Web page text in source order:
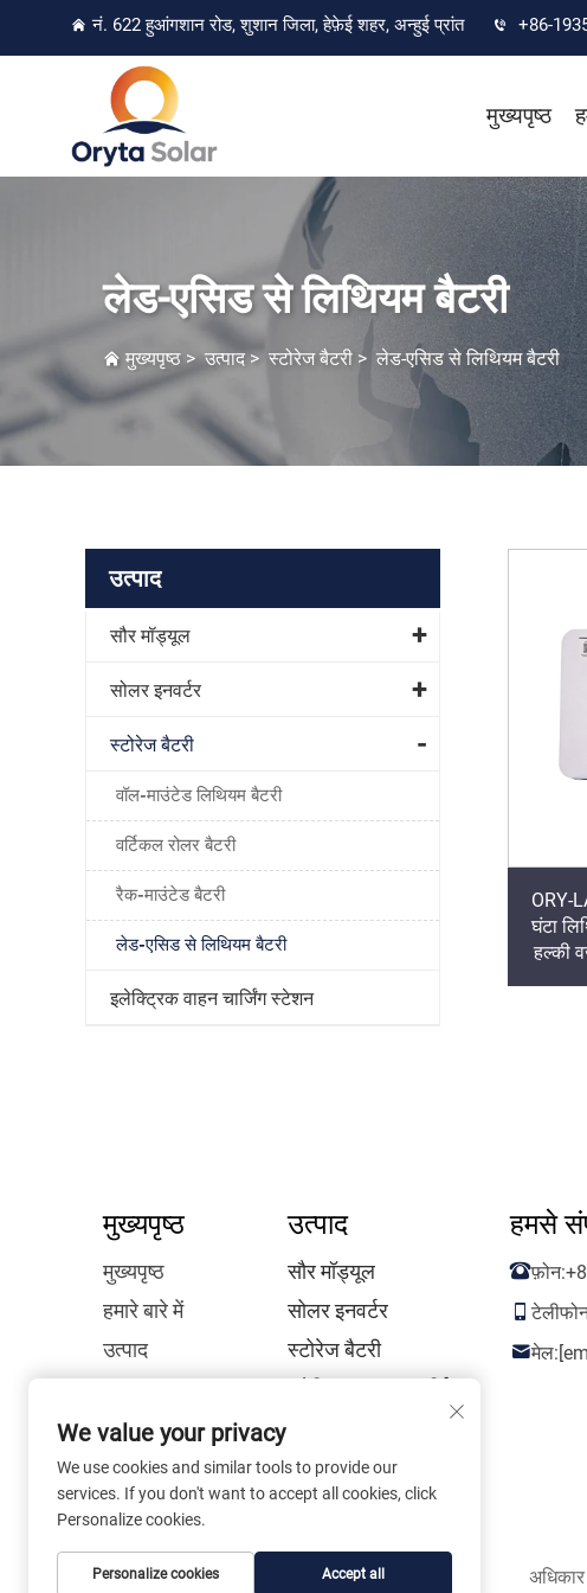
नं. 622 हुआंगशान रोड, शुशान जिला, हेफ़ेई शहर, अन्हुई प्रांत +86-
मुख्यपृष्ठ
लेड-एसिड से लिथियम बैटरी
मुख्यपृष्ठ >उत्पाद> स्टोरेज बैटरी > लेड-एसिड से लिथियम बैटरी
उत्पाद
सौर मॉड्यूल
सोलर इनवर्टर
स्टोरेज बैटरी
वॉल-माउंटेड लिथियम बैटरी
वर्टिकल रोलर बैटरी
रैक-माउंटेड बैटरी
लेड-एसिड से लिथियम बैटरी
इलेक्ट्रिक वाहन चार्जिंग स्टेशन
ORY-
घंटा
हल्की
मुख्यपृष्ठ
मुख्यपृष्ठ
हमारे बारे में
उत्पाद
Contact Us
अक्सर पूछे जाने वाले
प्रश्न
उत्पाद
सौर मॉड्यूल
सोलर इनवर्टर
स्टोरेज बैटरी
हमसे
फ़ोन:
मेल:
We value your privacy
We use cookies and similar tools to provide our
services. If you don't want to accept all cookies, click
Personalize cookies.
Personalize cookies Accept all